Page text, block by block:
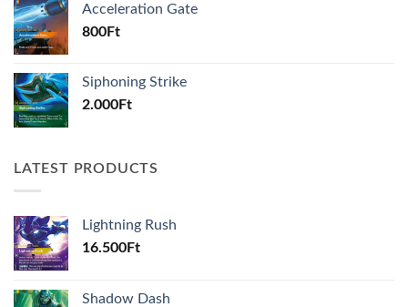
Acceleration Gate
800Ft
Siphoning Strike
2.000Ft
LATEST PRODUCTS
Lightning Rush
16.500Ft
Shadow Dash